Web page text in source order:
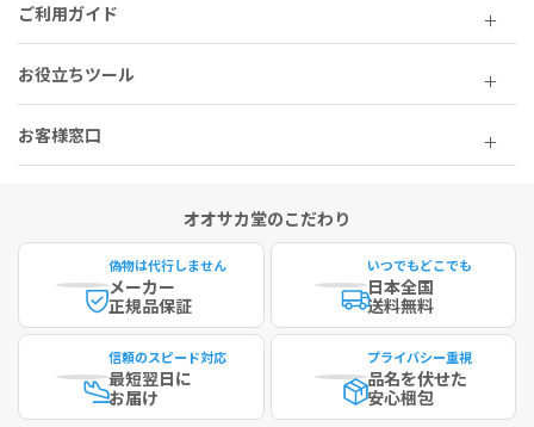
ご利用ガイド
お役立ちツール
お客様窓口
オオサカ堂のこだわり
偽物は代行しません
メーカー
正規品保証
いつでもどこでも
日本全国
送料無料
信頼のスピード対応
最短翌日に
お届け
プライバシー重視
品名を伏せた
安心梱包